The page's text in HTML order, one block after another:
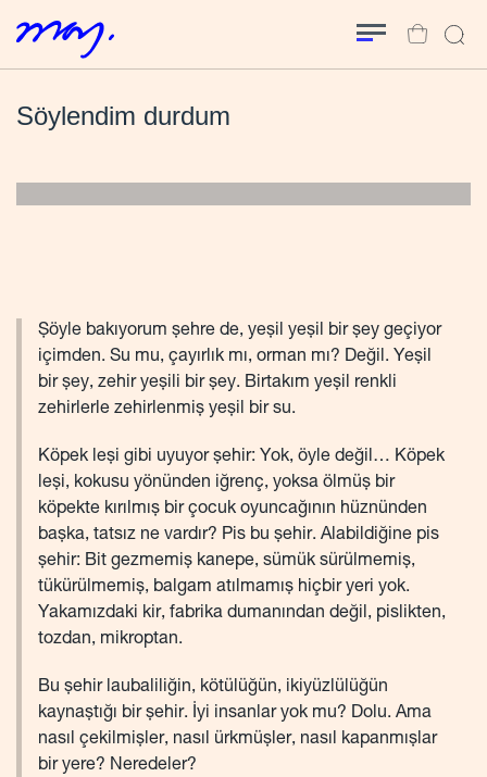
Söylendim durdum
Şöyle bakıyorum şehre de, yeşil yeşil bir şey geçiyor
içimden. Su mu, çayırlık mı, orman mı? Değil. Yeşil
bir şey, zehir yeşili bir şey. Birtakım yeşil renkli
zehirlerle zehirlenmiş yeşil bir su.
Köpek leşi gibi uyuyor şehir: Yok, öyle değil… Köpek
leşi, kokusu yönünden iğrenç, yoksa ölmüş bir
köpekte kırılmış bir çocuk oyuncağının hüznünden
başka, tatsız ne vardır? Pis bu şehir. Alabildiğine pis
şehir: Bit gezmemiş kanepe, sümük sürülmemiş,
tükürülmemiş, balgam atılmamış hiçbir yeri yok.
Yakamızdaki kir, fabrika dumanından değil, pislikten,
tozdan, mikroptan.
Bu şehir laubaliliğin, kötülüğün, ikiyüzlülüğün
kaynaştığı bir şehir. İyi insanlar yok mu? Dolu. Ama
nasıl çekilmişler, nasıl ürkmüşler, nasıl kapanmışlar
bir yere? Neredeler?